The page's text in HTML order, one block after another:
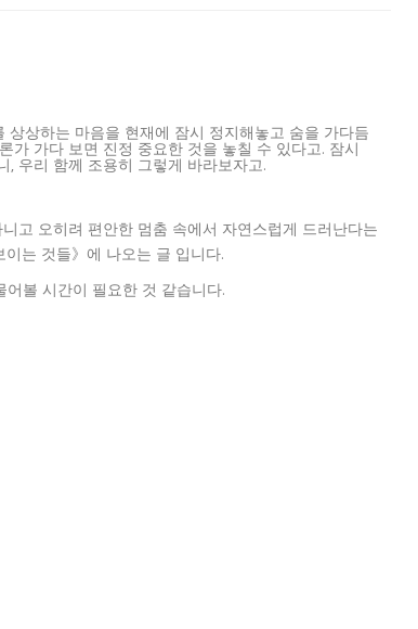
상하는 마음을 현재에 잠시 정지해놓고 숨을 가다듬
가 가다 보면 진정 중요한 것을 놓칠 수 있다고. 잠시
우리 함께 조용히 그렇게 바라보자고.
고 오히려 편안한 멈춤 속에서 자연스럽게 드러난다는
는 것들》에 나오는 글 입니다.
볼 시간이 필요한 것 같습니다.